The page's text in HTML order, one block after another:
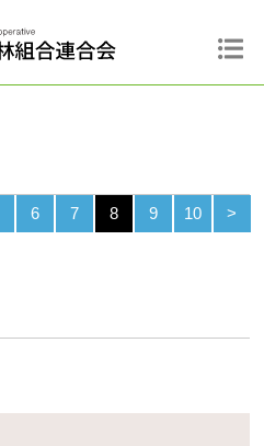
6 7 8 9 10 >